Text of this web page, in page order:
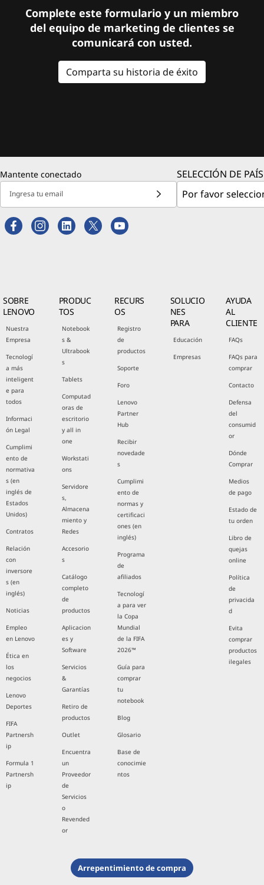
Complete este formulario y un miembro
del equipo de marketing de clientes se
comunicará con usted.
Comparta su historia de éxito
Mantente conectado
Ingresa tu email
SELECCIÓN DE PAÍS
SOBRE
LENOVO
Nuestra
Empresa
Tecnologí
a más
inteligent
e para
todos
Informaci
ón Legal
Cumplimi
ento de
normativa
s (en
inglés de
Estados
Unidos)
Contratos
Relación
con
inversore
s (en
inglés)
Noticias
Empleo
en Lenovo
Ética en
los
negocios
Lenovo
Deportes
FIFA
Partnersh
ip
Formula 1
Partnersh
ip
PRODUC
TOS
Notebook
s &
Ultrabook
s
Tablets
Computad
oras de
escritorio
y all in
one
Workstati
ons
Servidore
s,
Almacena
miento y
Redes
Accesorio
s
Catálogo
completo
de
productos
Aplicacion
es y
Software
Servicios
&
Garantías
Retiro de
productos
Outlet
Encuentra
un
Proveedor
de
Servicios
o
Revended
or
RECURS
OS
Registro
de
productos
Soporte
Foro
Lenovo
Partner
Hub
Recibir
novedade
s
Cumplimi
ento de
normas y
certificaci
ones (en
inglés)
Programa
de
afiliados
Tecnologí
a para ver
la Copa
Mundial
de la FIFA
2026™
Guía para
comprar
tu
notebook
Blog
Glosario
Base de
conocimie
ntos
SOLUCIO
NES
PARA
Educación
Empresas
AYUDA
AL
CLIENTE
FAQs
FAQs para
comprar
Contacto
Defensa
del
consumid
or
Dónde
Comprar
Medios
de pago
Estado de
tu orden
Libro de
quejas
online
Política
de
privacida
d
Evita
comprar
productos
ilegales
Arrepentimiento de compra